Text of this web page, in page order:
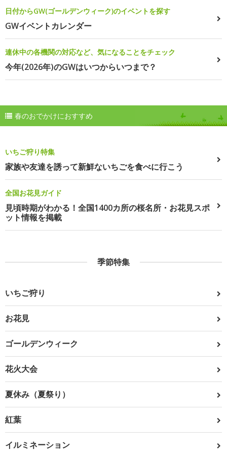
日付からGW(ゴールデンウィーク)のイベントを探す
GWイベントカレンダー
連休中の各機関の対応など、気になることをチェック
今年(2026年)のGWはいつからいつまで？
春のおでかけにおすすめ
いちご狩り特集
家族や友達を誘って新鮮ないちごを食べに行こう
全国お花見ガイド
見頃時期がわかる！全国1400カ所の桜名所・お花見スポ
ット情報を掲載
季節特集
いちご狩り
お花見
ゴールデンウィーク
花火大会
夏休み（夏祭り）
紅葉
イルミネーション